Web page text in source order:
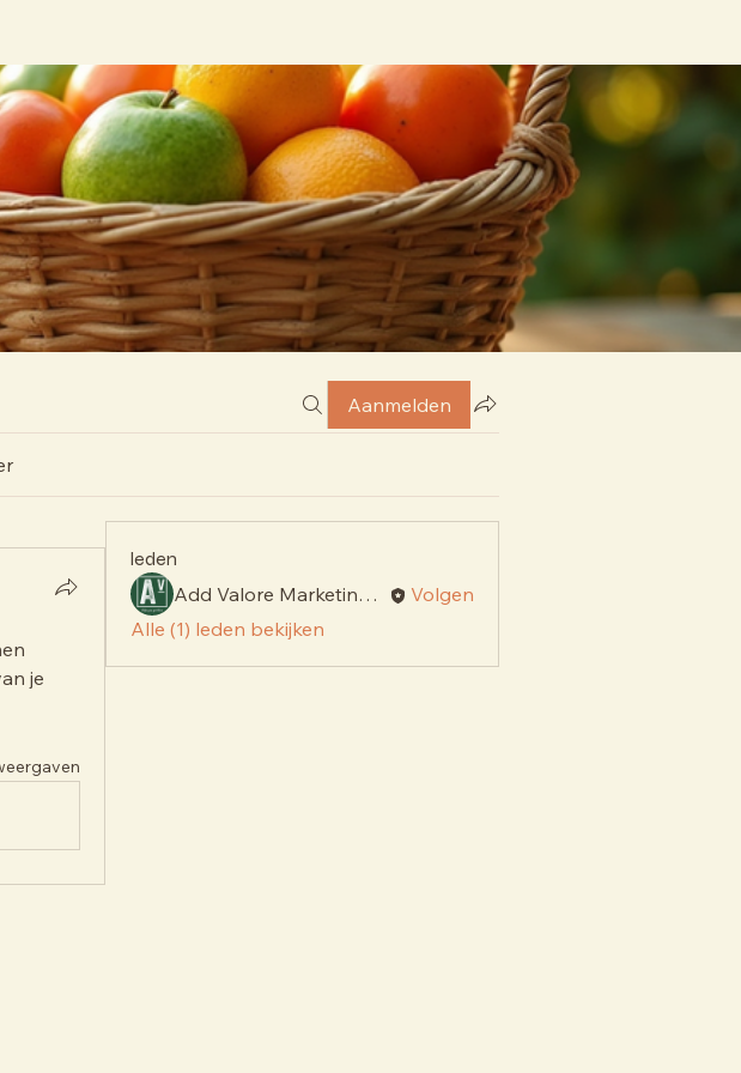
Aanmelden
je
leden
Add Valore Marketing & Strategy
Volgen
Alle (1) leden bekijken